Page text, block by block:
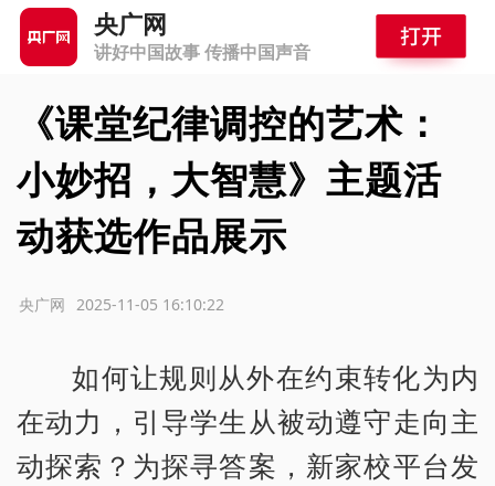
央广网
讲好中国故事 传播中国声音
《课堂纪律调控的艺术：
小妙招，大智慧》主题活
动获选作品展示
2025-11-05 16:10:22
央广网
如何让规则从外在约束转化为内
在动力，引导学生从被动遵守走向主
动探索？为探寻答案，新家校平台发